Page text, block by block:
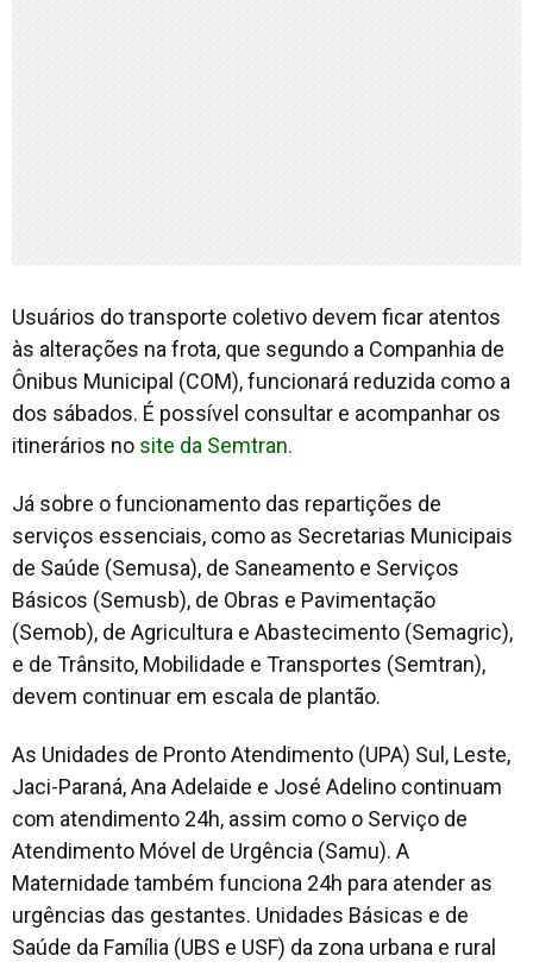
Usuários do transporte coletivo devem ficar atentos
às alterações na frota, que segundo a Companhia de
Ônibus Municipal (COM), funcionará reduzida como a
dos sábados. É possível consultar e acompanhar os
itinerários no site da Semtran.
Já sobre o funcionamento das repartições de
serviços essenciais, como as Secretarias Municipais
de Saúde (Semusa), de Saneamento e Serviços
Básicos (Semusb), de Obras e Pavimentação
(Semob), de Agricultura e Abastecimento (Semagric),
e de Trânsito, Mobilidade e Transportes (Semtran),
devem continuar em escala de plantão.
As Unidades de Pronto Atendimento (UPA) Sul, Leste,
Jaci-Paraná, Ana Adelaide e José Adelino continuam
com atendimento 24h, assim como o Serviço de
Atendimento Móvel de Urgência (Samu). A
Maternidade também funciona 24h para atender as
urgências das gestantes. Unidades Básicas e de
Saúde da Família (UBS e USF) da zona urbana e rural